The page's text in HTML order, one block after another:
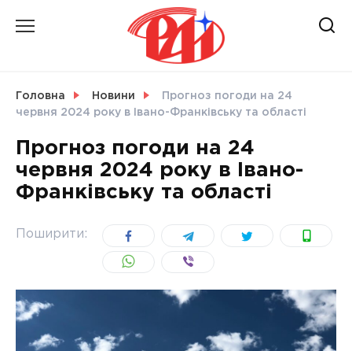
Головна Новини
Прогноз погоди на 24
червня 2024 року в Івано-Франківську та області
Прогноз погоди на 24
червня 2024 року в Івано-
Франківську та області
Поширити: